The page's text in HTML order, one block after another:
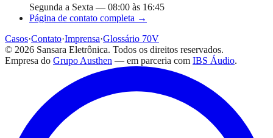
Segunda a Sexta — 08:00 às 16:45
Página de contato completa →
Casos·Contato·Imprensa·Glossário 70V
© 2026 Sansara Eletrônica. Todos os direitos reservados.
Empresa do Grupo Austhen — em parceria com IBS Áudio.